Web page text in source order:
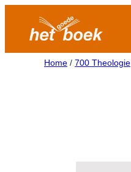
Home / 700 Theologie